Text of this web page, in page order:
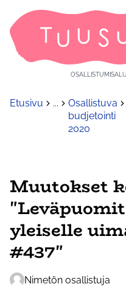
Etusivu ...
Osallistuva
budjetointi
2020
Muutokset
yleiselle
#437"
Nimetön osallistuja